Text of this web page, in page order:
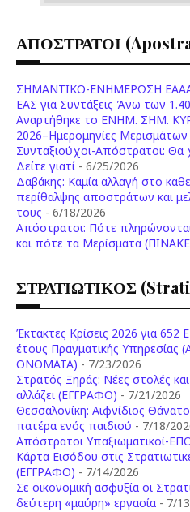
ΑΠΟΣΤΡΑΤΟΙ
ΣΗΜΑΝΤΙΚΟ-ΕΝΗΜΕΡΩΣΗ ΕΑΑΑ:
ΕΑΣ για Συντάξεις Άνω των
Aναρτήθηκε το ENHM. ΣΗΜ.
2026–Ημερομηνίες
Συνταξιούχοι-Απόστρατοι: Θα
Δείτε γιατί - 6/25/2026
Δαβάκης: Καμία αλλαγή στο
περίθαλψης αποστράτων και
τους - 6/18/2026
Aπόστρατοι: Πότε πληρώνονται
και πότε τα Μερίσματα
ΣΤΡΑΤΙΩΤΙΚΟΣ
Έκτακτες Κρίσεις 2026 για
έτους Πραγματικής
ONOMATA) - 7/23/2026
Στρατός Ξηράς: Νέες στολές και
αλλάζει (ΕΓΓΡΑΦΟ) - 7/21/2026
Θεσσαλονίκη: Αιφνίδιος
πατέρα ενός παιδιού - 7/18/
Απόστρατοι Υπαξιωματικοί-
Κάρτα Εισόδου στις
(ΕΓΓΡΑΦΟ) - 7/14/2026
Σε οικονομική ασφυξία οι
δεύτερη «μαύρη» εργασία - 7/